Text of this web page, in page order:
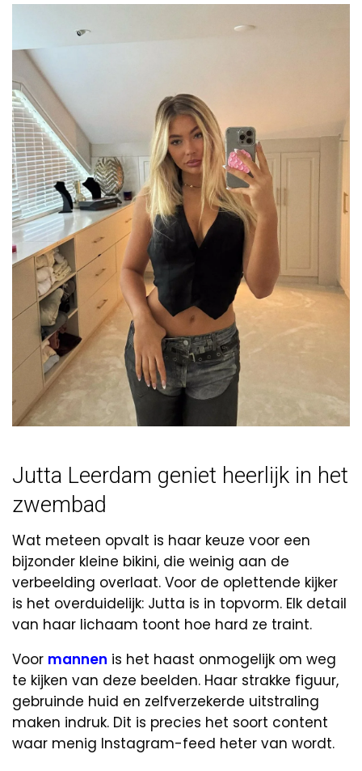
Jutta Leerdam geniet heerlijk in het
zwembad
Wat meteen opvalt is haar keuze voor een
bijzonder kleine bikini, die weinig aan de
verbeelding overlaat. Voor de oplettende kijker
is het overduidelijk: Jutta is in topvorm. Elk detail
van haar lichaam toont hoe hard ze traint.
Voor mannen is het haast onmogelijk om weg
te kijken van deze beelden. Haar strakke figuur,
gebruinde huid en zelfverzekerde uitstraling
maken indruk. Dit is precies het soort content
waar menig Instagram-feed heter van wordt.